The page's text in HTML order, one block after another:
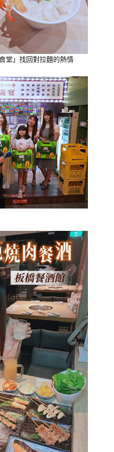
堂」找回對拉麵的熱情